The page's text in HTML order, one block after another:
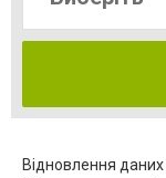
Відновлення даних